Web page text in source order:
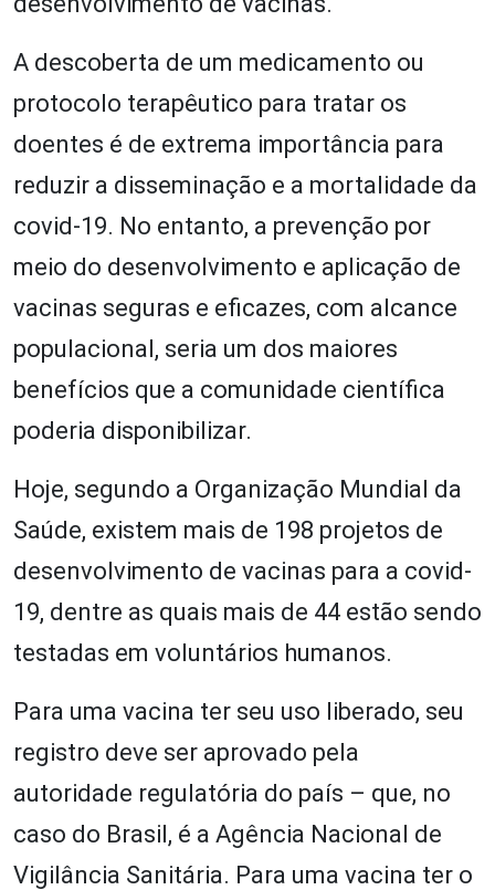
A descoberta de um medicamento ou
protocolo terapêutico para tratar os
doentes é de extrema importância para
reduzir a disseminação e a mortalidade da
covid-19. No entanto, a prevenção por
meio do desenvolvimento e aplicação de
vacinas seguras e eficazes, com alcance
populacional, seria um dos maiores
benefícios que a comunidade científica
poderia disponibilizar.
Hoje, segundo a Organização Mundial da
Saúde, existem mais de 198 projetos de
desenvolvimento de vacinas para a covid-
19, dentre as quais mais de 44 estão sendo
testadas em voluntários humanos.
Para uma vacina ter seu uso liberado, seu
registro deve ser aprovado pela
autoridade regulatória do país – que, no
caso do Brasil, é a Agência Nacional de
Vigilância Sanitária. Para uma vacina ter o